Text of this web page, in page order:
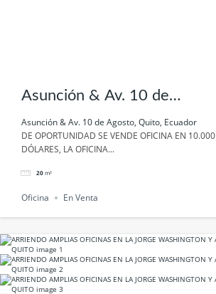
Asunción & Av. 10 de
Agosto, Quito, Ecuador
Asunción & Av. 10 de Agosto, Quito, Ecuador
DE OPORTUNIDAD SE VENDE OFICINA EN 10.000
DÓLARES, LA OFICINA...
20 m²
Oficina En Venta